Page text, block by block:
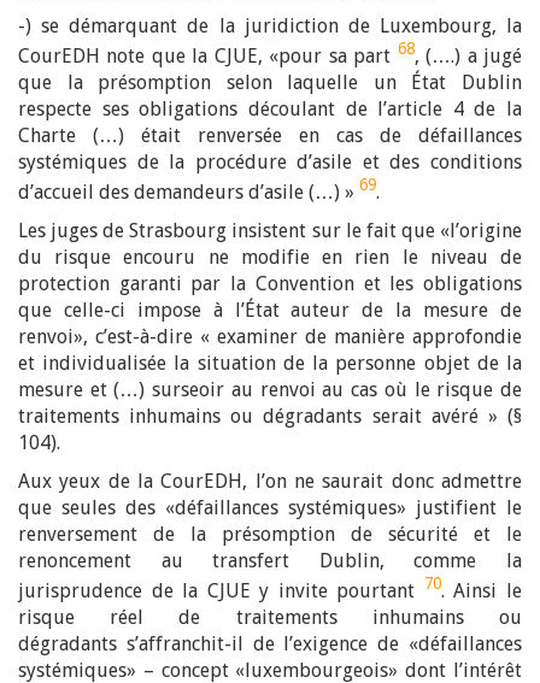
-) se démarquant de la juridiction de Luxembourg, la
CourEDH note que la CJUE, «pour sa part 68, (….) a jugé
que la présomption selon laquelle un État Dublin
respecte ses obligations découlant de l’article 4 de la
Charte (…) était renversée en cas de défaillances
systémiques de la procédure d’asile et des conditions
d’accueil des demandeurs d’asile (…) » 69.
Les juges de Strasbourg insistent sur le fait que «l’origine
du risque encouru ne modifie en rien le niveau de
protection garanti par la Convention et les obligations
que celle-ci impose à l’État auteur de la mesure de
renvoi», c’est-à-dire « examiner de manière approfondie
et individualisée la situation de la personne objet de la
mesure et (…) surseoir au renvoi au cas où le risque de
traitements inhumains ou dégradants serait avéré » (§
104).
Aux yeux de la CourEDH, l’on ne saurait donc admettre
que seules des «défaillances systémiques» justifient le
renversement de la présomption de sécurité et le
renoncement au transfert Dublin, comme la
jurisprudence de la CJUE y invite pourtant 70. Ainsi le
risque réel de traitements inhumains ou
dégradants s’affranchit-il de l’exigence de «défaillances
systémiques» – concept «luxembourgeois» dont l’intérêt